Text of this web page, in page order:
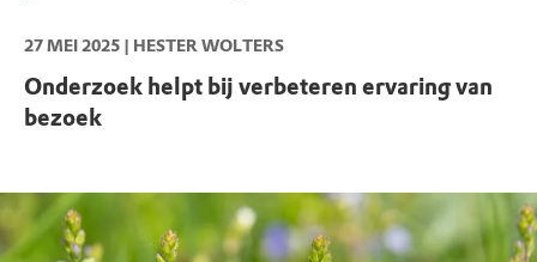
27 MEI 2025 | HESTER WOLTERS
Onderzoek helpt bij verbeteren ervaring van
bezoek